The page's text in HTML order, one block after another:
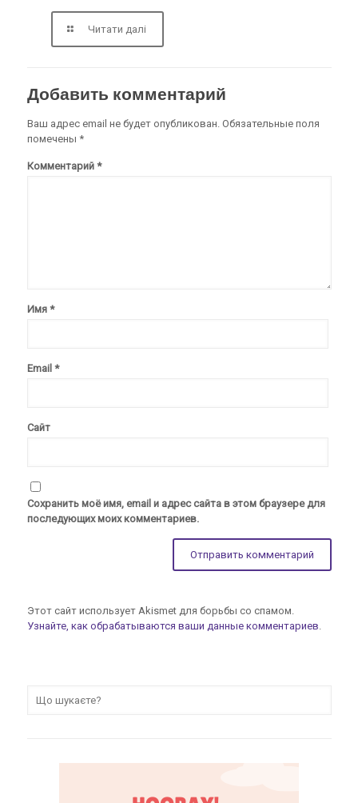
Читати далі
Добавить комментарий
Ваш адрес email не будет опубликован. Обязательные поля
помечены *
Комментарий *
Имя *
Email *
Сайт
Сохранить моё имя, email и адрес сайта в этом браузере для
последующих моих комментариев.
Этот сайт использует Akismet для борьбы со спамом.
Узнайте, как обрабатываются ваши данные комментариев.